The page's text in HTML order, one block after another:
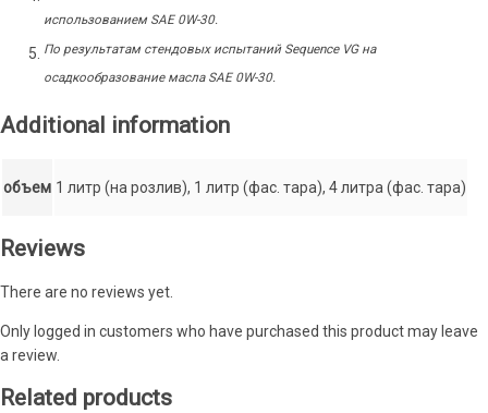
использованием SAE 0W-30.
По результатам стендовых испытаний Sequence VG на
осадкообразование масла SAE 0W-30.
Additional information
объем 1 литр (на розлив), 1 литр (фас. тара), 4 литра (фас. тара)
Reviews
There are no reviews yet.
Only logged in customers who have purchased this product may leave
a review.
Related products